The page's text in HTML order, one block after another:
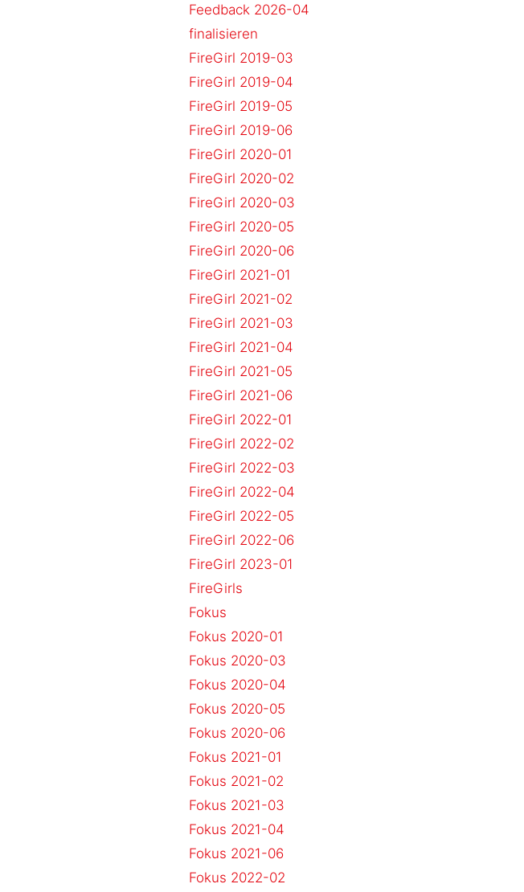
Feedback 2026-04
finalisieren
FireGirl 2019-03
FireGirl 2019-04
FireGirl 2019-05
FireGirl 2019-06
FireGirl 2020-01
FireGirl 2020-02
FireGirl 2020-03
FireGirl 2020-05
FireGirl 2020-06
FireGirl 2021-01
FireGirl 2021-02
FireGirl 2021-03
FireGirl 2021-04
FireGirl 2021-05
FireGirl 2021-06
FireGirl 2022-01
FireGirl 2022-02
FireGirl 2022-03
FireGirl 2022-04
FireGirl 2022-05
FireGirl 2022-06
FireGirl 2023-01
FireGirls
Fokus
Fokus 2020-01
Fokus 2020-03
Fokus 2020-04
Fokus 2020-05
Fokus 2020-06
Fokus 2021-01
Fokus 2021-02
Fokus 2021-03
Fokus 2021-04
Fokus 2021-06
Fokus 2022-02